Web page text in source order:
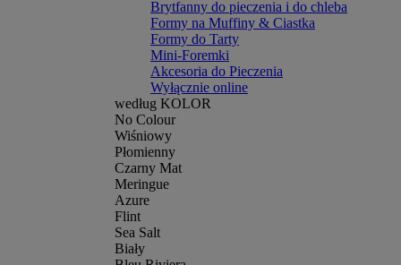
Brytfanny do pieczenia i do chleba
Formy na Muffiny & Ciastka
Formy do Tarty
Mini-Foremki
Akcesoria do Pieczenia
Wyłącznie online
według KOLOR
No Colour
Wiśniowy
Płomienny
Czarny Mat
Meringue
Azure
Flint
Sea Salt
Biały